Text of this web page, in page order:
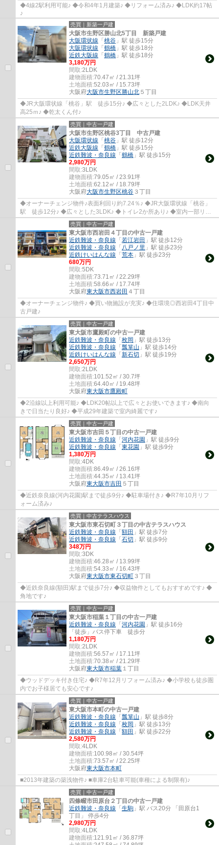
◆4線2駅利用可能♪ ◆令和4年1月建築♪ ◆リフォーム済み♪ ◆LDK約17帖
♪
売買｜新築一戸建
大阪市生野区勝山北5丁目 新築戸建
大阪環状線 「桃谷 」駅 徒歩15分
大阪環状線 「鶴橋 」駅 徒歩18分
近鉄大阪線 「鶴橋 」駅 徒歩18分
3,180万円
間取:2LDK
建物面積:70.47㎡ / 21.31坪
土地面積:52.03㎡ / 15.73坪
大阪府大阪市生野区勝山北 ５丁目
◆JR大阪環状線「桃谷」駅 徒歩15分♪ ◆広々とした2LDK♪ ◆LDK天井
高25ｍ♪ ◆乾太くん付♪
売買｜中古一戸建
大阪市生野区桃谷3丁目 中古戸建
大阪環状線 「桃谷 」駅 徒歩12分
近鉄大阪線 「鶴橋 」駅 徒歩15分
近鉄難波・奈良線 「鶴橋 」駅 徒歩15分
2,980万円
間取:3LDK
建物面積:79.05㎡ / 23.91坪
土地面積:62.12㎡ / 18.79坪
大阪府大阪市生野区桃谷 ３丁目
◆オーナーチェンジ物件♪表面利回り約7.24％♪ ◆JR大阪環状線「桃谷」
駅 徒歩12分♪ ◆広々とした3LDK♪ ◆トイレ2か所あり♪ ◆室内一部リフ
ォーム済♪
売買｜中古一戸建
東大阪市西岩田４丁目の中古一戸建
近鉄難波・奈良線 「若江岩田 」駅 徒歩12分
近鉄難波・奈良線 「 八戸ノ里 」駅 徒歩23分
近鉄けいはんな線 「荒本 」駅 徒歩23分
680万円
間取:5DK
建物面積:73.71㎡ / 22.29坪
土地面積:58.66㎡ / 17.74坪
大阪府東大阪市西岩田 ４丁目
◆オーナーチェンジ物件♪ ◆買い物施設が充実♪ ◆住環境◎西岩田4丁目中
古戸建♪
売買｜中古一戸建
東大阪市鷹殿町の中古一戸建
近鉄難波・奈良線 「枚岡 」駅 徒歩13分
近鉄難波・奈良線 「瓢箪山 」駅 徒歩14分
近鉄けいはんな線 「新石切 」駅 徒歩19分
2,650万円
間取:2LDK
建物面積:101.52㎡ / 30.7坪
土地面積:64.40㎡ / 19.48坪
大阪府東大阪市鷹殿町
◆2沿線以上利用可能♪ ◆LDK20帖以上で広々とお使いできます♪ ◆南向
きで日当たり良好♪ ◆平成29年建築で室内綺麗です♪
売買｜中古一戸建
東大阪市吉田５丁目の中古一戸建
近鉄難波・奈良線 「河内花園 」駅 徒歩9分
近鉄難波・奈良線 「東花園 」駅 徒歩9分
1,380万円
間取:4DK
建物面積:86.49㎡ / 26.16坪
土地面積:44.35㎡ / 13.41坪
大阪府東大阪市吉田 ５丁目
◆近鉄奈良線(河内花園)駅まで徒歩9分♪ ◆駐車場付き♪ ◆R7年10月リフ
ォーム済み♪
売買｜中古テラスハウス
東大阪市東石切町３丁目の中古テラスハウス
近鉄難波・奈良線 「額田 」駅 徒歩7分
近鉄難波・奈良線 「石切 」駅 徒歩9分
348万円
間取:3DK
建物面積:46.28㎡ / 13.99坪
土地面積:54.33㎡ / 16.43坪
大阪府東大阪市東石切町 ３丁目
◆近鉄奈良線(額田)駅まで徒歩7分♪ ◆収益物件としてもおすすめです♪ ◆
角地です♪
売買｜中古一戸建
東大阪市稲葉１丁目の中古一戸建
近鉄難波・奈良線 「河内花園 」駅 徒歩16分
「徒歩」バス停下車 徒歩分
1,180万円
間取:2LDK
建物面積:56.57㎡ / 17.11坪
土地面積:70.38㎡ / 21.29坪
大阪府東大阪市稲葉 １丁目
◆ウッドデッキ付き住宅♪ ◆R7年12月リフォーム済み♪ ◆小学校も徒歩圏
内でお子様居ても安心です♪
売買｜中古一戸建
東大阪市本町の中古一戸建
近鉄難波・奈良線 「瓢箪山 」駅 徒歩8分
近鉄難波・奈良線 「枚岡 」駅 徒歩13分
近鉄難波・奈良線 「額田 」駅 徒歩22分
2,580万円
間取:4LDK
建物面積:100.98㎡ / 30.54坪
土地面積:73.57㎡ / 22.25坪
大阪府東大阪市本町
■2013年建築の築浅物件♪ ■車庫2台駐車可能(車種による制限有)♪
売買｜中古一戸建
四條畷市田原台２丁目の中古一戸建
近鉄難波・奈良線 「生駒 」駅 バス20分 「田原台1
丁目」 停歩4分
2,980万円
間取:4LDK
建物面積:121.91㎡ / 36.87坪